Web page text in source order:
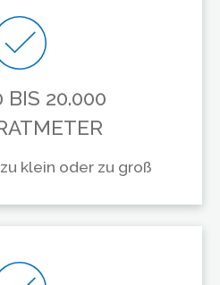
BIS 20.000
klein oder zu groß